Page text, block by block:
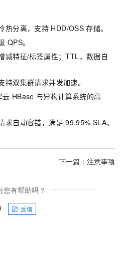
热分离，支持 HDD/OSS 存储。
QPS。
减特征/标签属性；TTL，数据自
双集群请求并发加速。
云 HBase 与异构计算系统的高
求自动容错，满足 99.95% SLA。
下一篇： 注意事项
您有帮助吗？
反馈